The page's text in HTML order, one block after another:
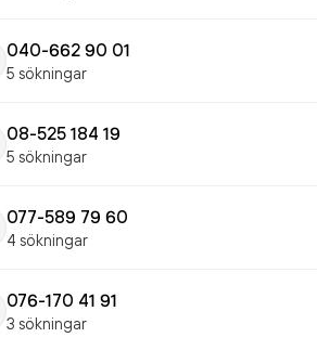
040-662 90 01
5 sökningar
08-525 184 19
5 sökningar
077-589 79 60
4 sökningar
076-170 41 91
3 sökningar